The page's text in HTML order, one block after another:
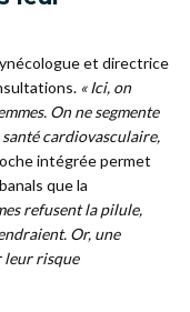
et directrice
« Ici, on
On ne segmente
cardiovasculaire,
intégrée permet
que la
refusent la pilule,
Or, une
leur risque